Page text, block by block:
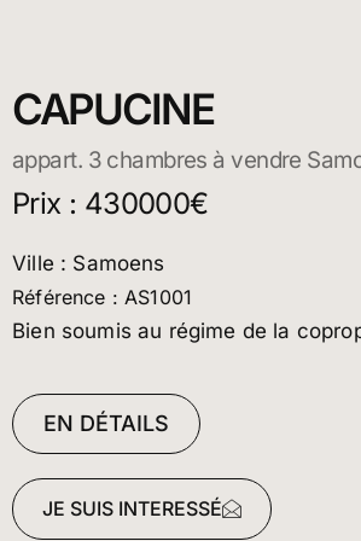
CAPUCINE
appart. 3 chambres à vendre
Prix : 430000€
Ville : Samoens
Référence : AS1001
Bien soumis au régime de la
EN DÉTAILS
JE SUIS INTERESSÉ